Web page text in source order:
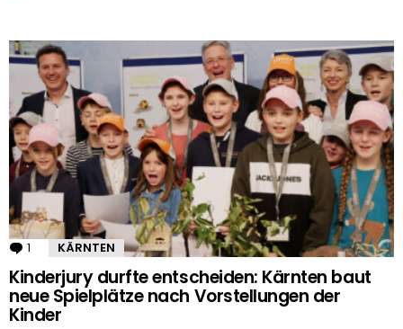
1 Kommentar
KÄRNTEN
Kinderjury durfte entscheiden: Kärnten baut
neue Spielplätze nach Vorstellungen der
Kinder